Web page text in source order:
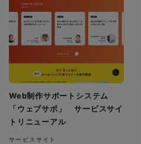
Web制作サポートシステム
「ウェブサポ」 サービスサイ
トリニューアル
サービスサイト